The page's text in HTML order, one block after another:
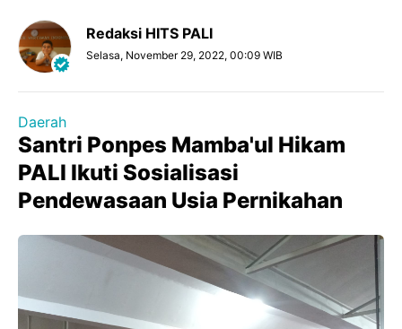
Redaksi HITS PALI
Selasa, November 29, 2022, 00:09 WIB
Daerah
Santri Ponpes Mamba'ul Hikam
PALI Ikuti Sosialisasi
Pendewasaan Usia Pernikahan